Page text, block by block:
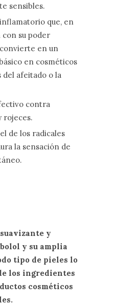
sensibles.
que, en
su poder
en un
en cosméticos
del afeitado o la
contra
rojeces.
de los radicales
la sensación de
y
y su amplia
tipo de pieles lo
los ingredientes
cosméticos